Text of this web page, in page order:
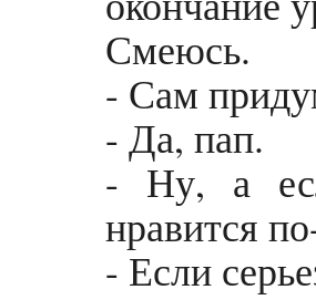
Смеюсь.
- Сам
- Да, пап.
- Ну, а
нравится
- Если